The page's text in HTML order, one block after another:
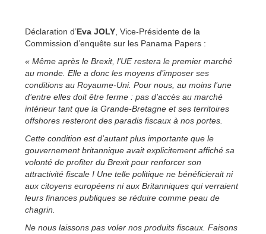
Déclaration d’Eva JOLY , Vice-Présidente de la
Commission d’enquête sur les Panama Papers :
« Même après le Brexit, l’UE restera le premier marché
au monde. Elle a donc les moyens d’imposer ses
conditions au Royaume-Uni. Pour nous, au moins l’une
d’entre elles doit être ferme : pas d’accès au marché
intérieur tant que la Grande-Bretagne et ses territoires
offshores resteront des paradis fiscaux à nos portes.
Cette condition est d’autant plus importante que le
gouvernement britannique avait explicitement affiché sa
volonté de profiter du Brexit pour renforcer son
attractivité fiscale ! Une telle politique ne bénéficierait ni
aux citoyens européens ni aux Britanniques qui verraient
leurs finances publiques se réduire comme peau de
chagrin.
Ne nous laissons pas voler nos produits fiscaux. Faisons